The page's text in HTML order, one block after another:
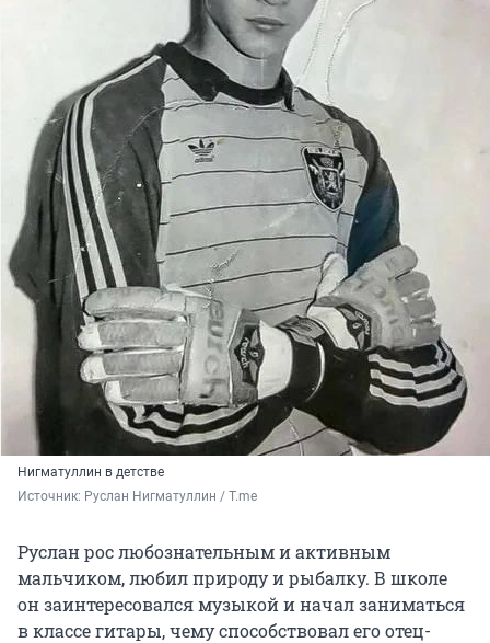
Нигматуллин в детстве
Источник: Руслан Нигматуллин / T.me
Руслан рос любознательным и активным
мальчиком, любил природу и рыбалку. В школе
он заинтересовался музыкой и начал заниматься
в классе гитары, чему способствовал его отец-